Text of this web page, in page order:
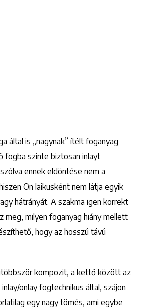
által is „nagynak” ítélt foganyag
fogba szinte biztosan inlayt
ennek eldöntése nem a
Ön laikusként nem látja egyik
hátrányát. A szakma igen korrekt
meg, milyen foganyag hiány mellett
hogy az hosszú távú
kompozit, a kettő között az
onlay fogtechnikus által, szájon
egy nagy tömés, ami egybe